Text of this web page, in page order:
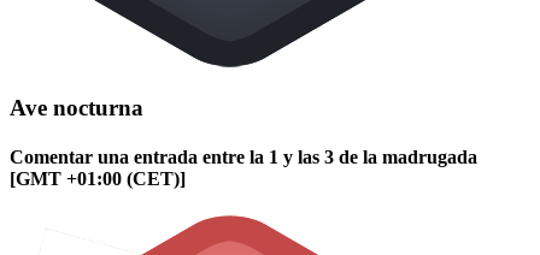
Ave nocturna
Comentar una entrada entre la 1 y las 3 de la madrugada
[GMT +01:00 (CET)]